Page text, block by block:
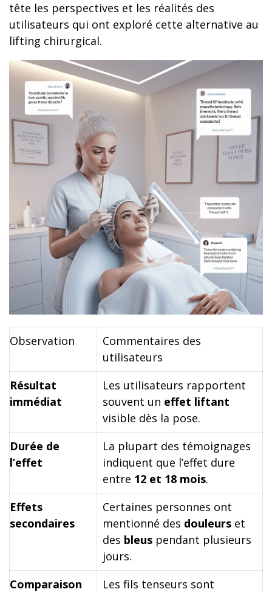
tête les perspectives et les réalités des
utilisateurs qui ont exploré cette alternative au
lifting chirurgical.
Observation
Commentaires des
utilisateurs
Résultat
immédiat
Les utilisateurs rapportent
souvent un effet liftant
visible dès la pose.
Durée de
l’effet
La plupart des témoignages
indiquent que l’effet dure
entre 12 et 18 mois.
Effets
secondaires
Certaines personnes ont
mentionné des douleurs et
des bleus pendant plusieurs
jours.
Comparaison
Les fils tenseurs sont